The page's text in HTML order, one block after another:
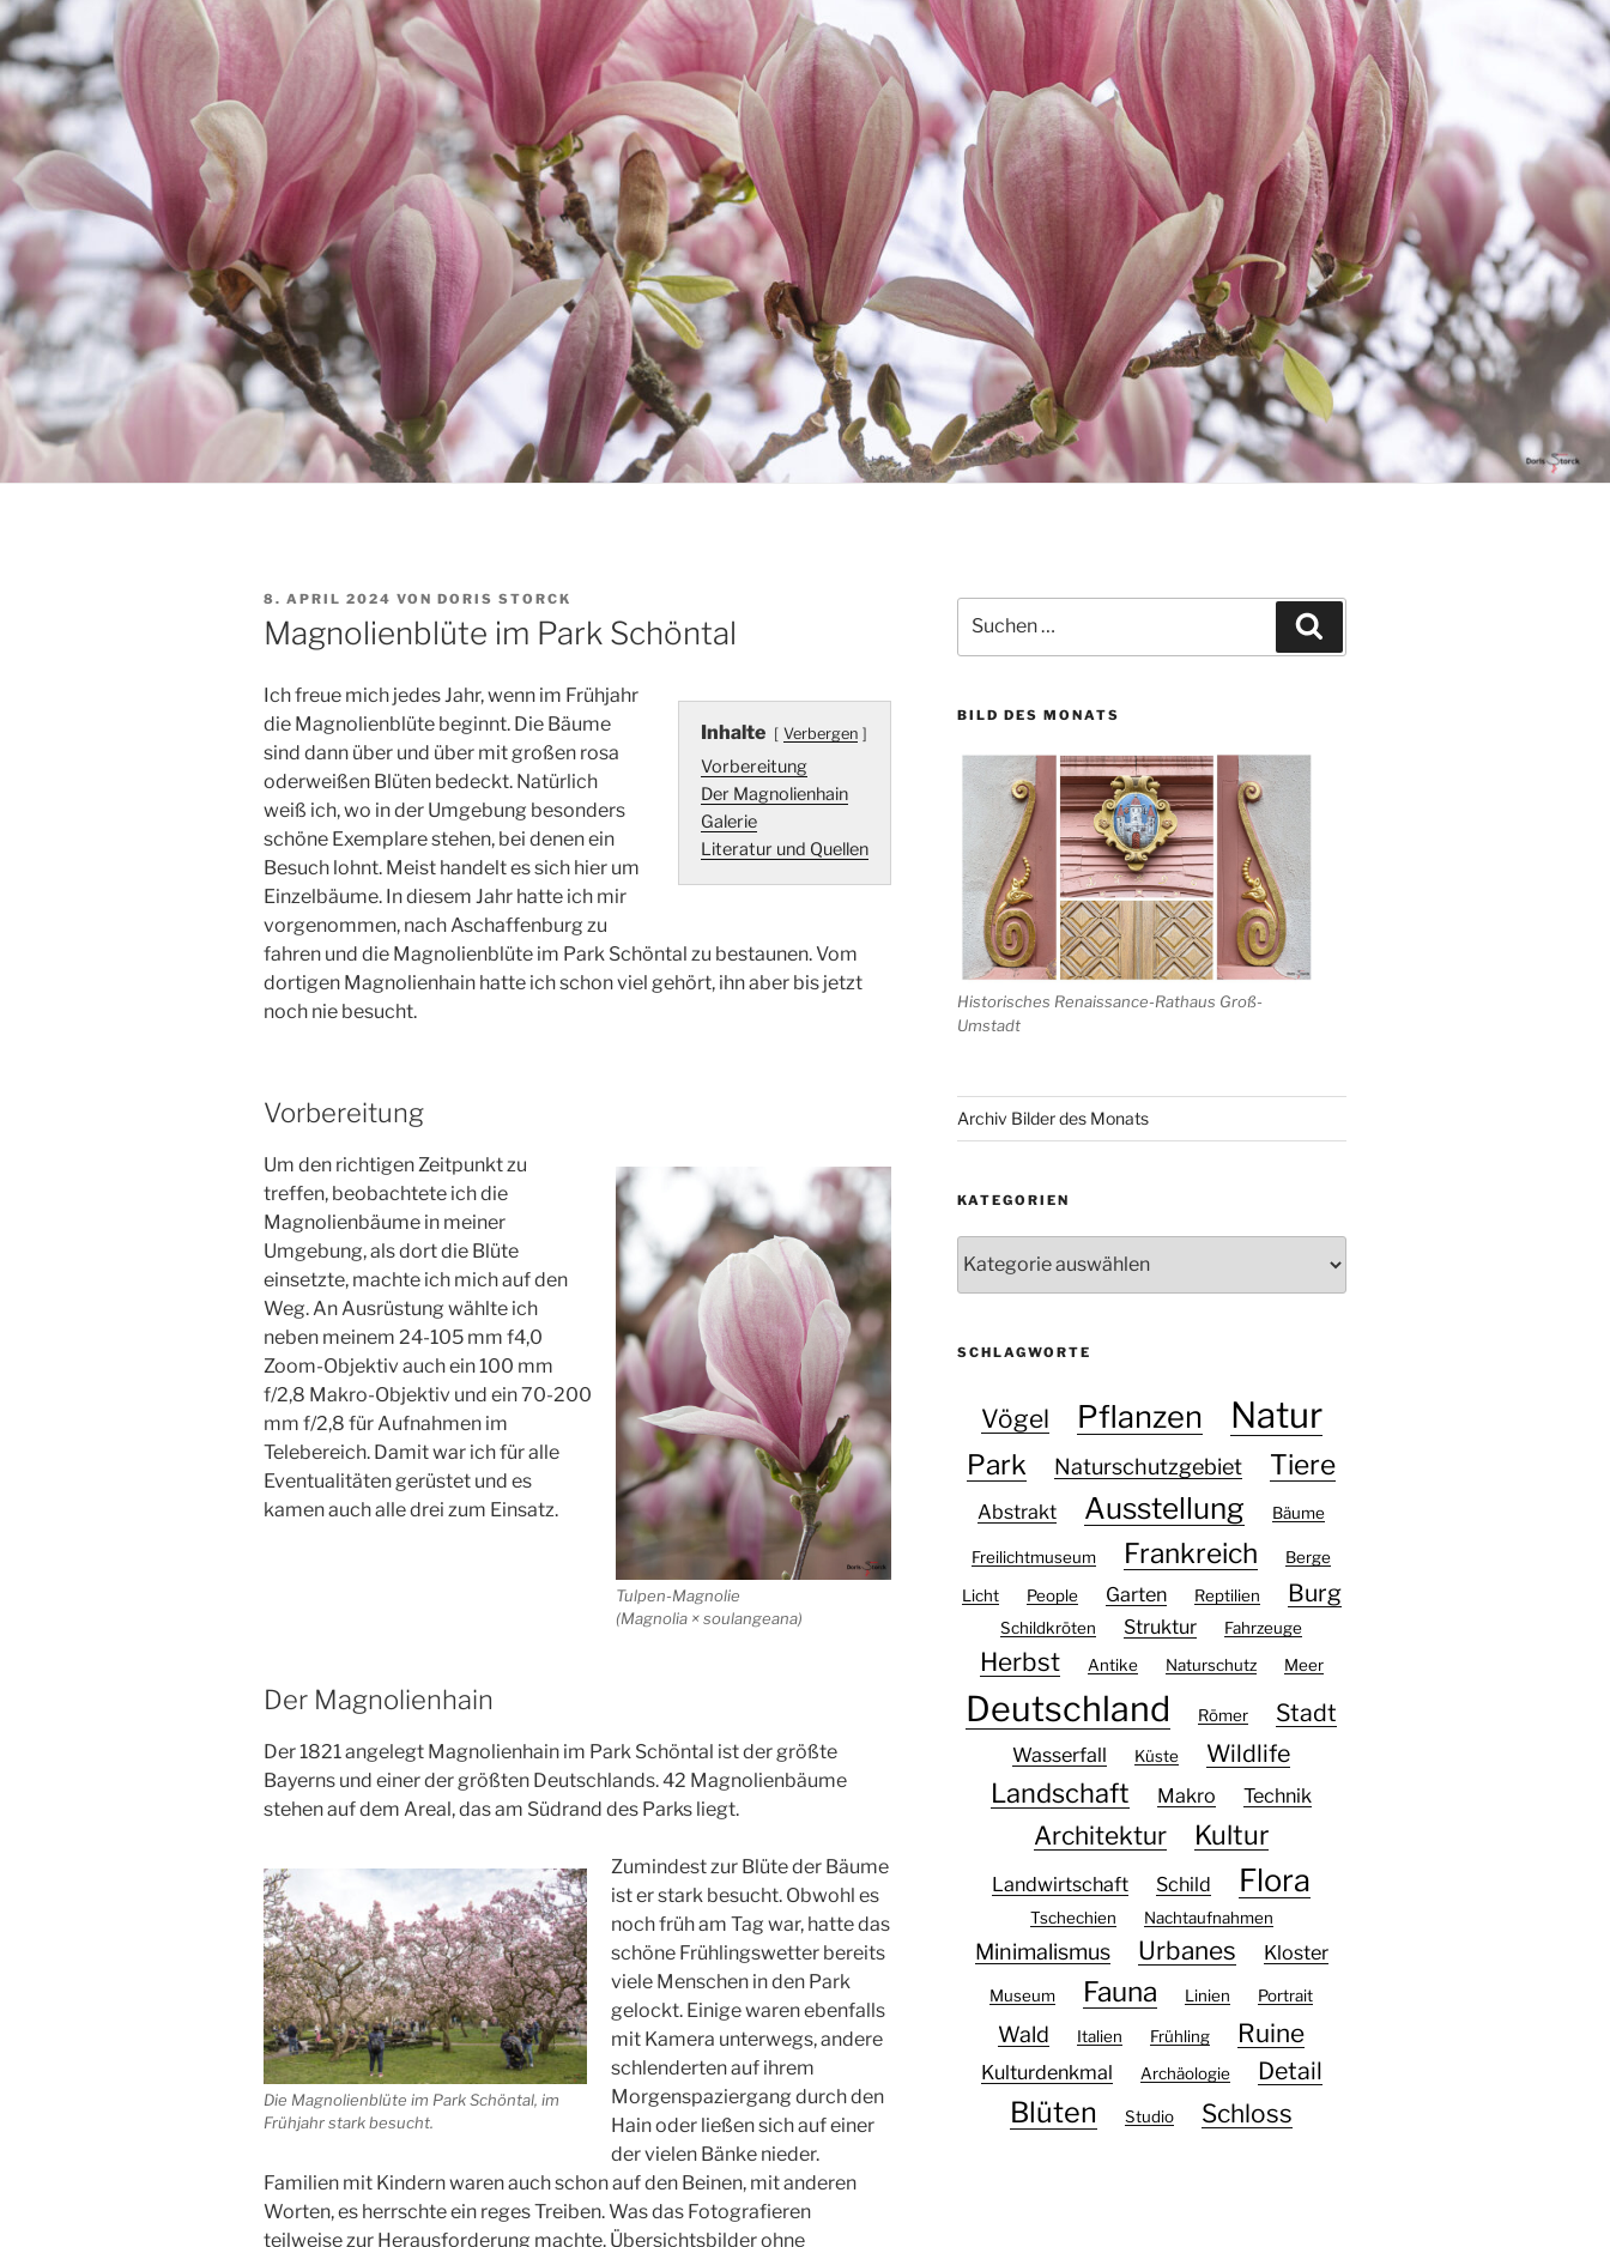
VERÖFFENTLICHT
AM
8. APRIL 2024 VON DORIS STORCK
Magnolienblüte im Park Schöntal
Inhalte Verbergen
Vorbereitung
Der Magnolienhain
Galerie
Literatur und Quellen
Ich freue mich jedes Jahr, wenn im Frühjahr
die Magnolienblüte beginnt. Die Bäume
sind dann über und über mit großen rosa
oderweißen Blüten bedeckt. Natürlich
weiß ich, wo in der Umgebung besonders
schöne Exemplare stehen, bei denen ein
Besuch lohnt. Meist handelt es sich hier um
Einzelbäume. In diesem Jahr hatte ich mir
vorgenommen, nach Aschaffenburg zu
fahren und die Magnolienblüte im Park Schöntal zu bestaunen. Vom
dortigen Magnolienhain hatte ich schon viel gehört, ihn aber bis jetzt
noch nie besucht.
Vorbereitung
Tulpen-Magnolie
(Magnolia × soulangeana)
Um den richtigen Zeitpunkt zu
treffen, beobachtete ich die
Magnolienbäume in meiner
Umgebung, als dort die Blüte
einsetzte, machte ich mich auf den
Weg. An Ausrüstung wählte ich
neben meinem 24-105 mm f4,0
Zoom-Objektiv auch ein 100 mm
f/2,8 Makro-Objektiv und ein 70-200
mm f/2,8 für Aufnahmen im
Telebereich. Damit war ich für alle
Eventualitäten gerüstet und es
kamen auch alle drei zum Einsatz.
Der Magnolienhain
Der 1821 angelegt Magnolienhain im Park Schöntal ist der größte
Bayerns und einer der größten Deutschlands. 42 Magnolienbäume
stehen auf dem Areal, das am Südrand des Parks liegt.
Die Magnolienblüte im Park Schöntal, im
Frühjahr stark besucht.
Zumindest zur Blüte der Bäume
ist er stark besucht. Obwohl es
noch früh am Tag war, hatte das
schöne Frühlingswetter bereits
viele Menschen in den Park
gelockt. Einige waren ebenfalls
mit Kamera unterwegs, andere
schlenderten auf ihrem
Morgenspaziergang durch den
Hain oder ließen sich auf einer
der vielen Bänke nieder.
Familien mit Kindern waren auch schon auf den Beinen, mit anderen
Worten, es herrschte ein reges Treiben. Was das Fotografieren
teilweise zur Herausforderung machte. Übersichtsbilder ohne
nach:
BILD DES MONATS
Historisches Renaissance-Rathaus Groß-
Umstadt
Archiv Bilder des Monats
KATEGORIEN
SCHLAGWORTE
Vögel Pflanzen Natur
Park Naturschutzgebiet Tiere
Abstrakt Ausstellung Bäume
Freilichtmuseum Frankreich
Berge
Licht
People Garten Reptilien Burg
Schildkröten Struktur Fahrzeuge
Herbst Antike Naturschutz Meer
Deutschland Römer Stadt
Wasserfall Küste Wildlife
Landschaft Makro Technik
Architektur Kultur
Landwirtschaft Schild Flora
Tschechien Nachtaufnahmen
Minimalismus Urbanes Kloster
Museum Fauna Linien Portrait
Wald Italien Frühling Ruine
Kulturdenkmal Archäologie Detail
Blüten Studio Schloss